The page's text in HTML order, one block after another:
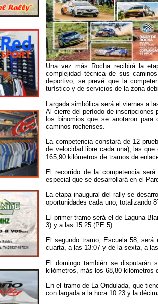
Una vez más Rocha recibirá la
complejidad técnica de sus
deportivo, se prevé que la
turístico y de servicios de la zona
Largada simbólica será el viernes a
Al cierre del período de inscripciones
los binomios que se anotaron
caminos rochenses.
La competencia constará de 12
de velocidad libre cada una), las
165,90 kilómetros de tramos de
El recorrido de la competencia
especial que se desarrollará en el
La etapa inaugural del rally se
oportunidades cada uno, totalizando
El primer tramo será el de Laguna
3) y a las 15:25 (PE 5).
El segundo tramo, Escuela 58,
cuarta, a las 13:07 y de la sexta, a
El domingo también se disputarán
kilómetros, más los 68,80 kilómetros
En el tramo de La Ondulada, que
con largada a la hora 10:23 y la